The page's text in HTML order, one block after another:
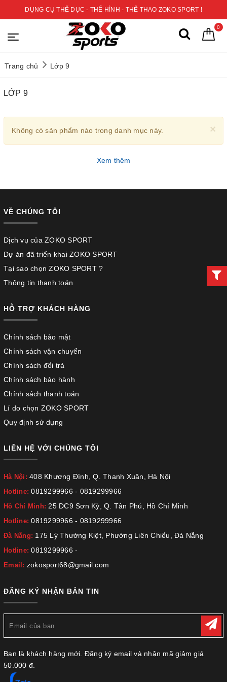
DỤNG CỤ THỂ DỤC - THỂ HÌNH - THỂ THAO ZOKO SPORT !
0
Trang chủ Lớp 9
LỚP 9
×
Không có sản phẩm nào trong danh mục này.
Xem thêm
VỀ CHÚNG TÔI
Dịch vụ của ZOKO SPORT
Dự án đã triển khai ZOKO SPORT
Tại sao chọn ZOKO SPORT ?
Thông tin thanh toán
HỖ TRỢ KHÁCH HÀNG
Chính sách bảo mật
Chính sách vận chuyển
Chính sách đổi trả
Chính sách bảo hành
Chính sách thanh toán
Lí do chọn ZOKO SPORT
Quy định sử dụng
LIÊN HỆ VỚI CHÚNG TÔI
Hà Nội: 408 Khương Đình, Q. Thanh Xuân, Hà Nội
Hotline:0819299966 - 0819299966
Hồ Chí Minh:25 DC9 Sơn Kỳ, Q. Tân Phú, Hồ Chí Minh
Hotline:0819299966 - 0819299966
Đà Nẵng: 175 Lý Thường Kiệt, Phường Liên Chiểu, Đà Nẵng
Hotline:0819299966 -
Email: zokosport68@gmail.com
ĐĂNG KÝ NHẬN BẢN TIN
Bạn là khách hàng mới. Đăng ký email và nhận mã giảm giá
50.000 đ.